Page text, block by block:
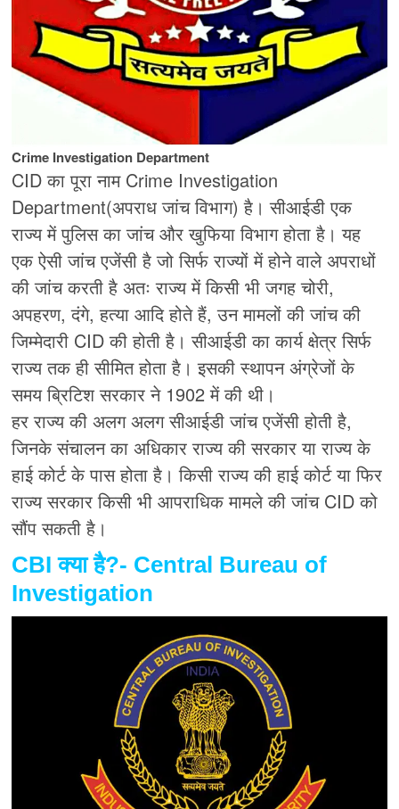
Crime Investigation Department
CID का पूरा नाम Crime Investigation
Department(अपराध जांच विभाग) है। सीआईडी एक
राज्य में पुलिस का जांच और खुफिया विभाग होता है। यह
एक ऐसी जांच एजेंसी है जो सिर्फ राज्यों में होने वाले अपराधों
की जांच करती है अतः राज्य में किसी भी जगह चोरी,
अपहरण, दंगे, हत्या आदि होते हैं, उन मामलों की जांच की
जिम्मेदारी CID की होती है। सीआईडी का कार्य क्षेत्र सिर्फ
राज्य तक ही सीमित होता है। इसकी स्थापन अंग्रेजों के
समय ब्रिटिश सरकार ने 1902 में की थी।
हर राज्य की अलग अलग सीआईडी जांच एजेंसी होती है,
जिनके संचालन का अधिकार राज्य की सरकार या राज्य के
हाई कोर्ट के पास होता है। किसी राज्य की हाई कोर्ट या फिर
राज्य सरकार किसी भी आपराधिक मामले की जांच CID को
सौंप सकती है।
CBI क्या है?- Central Bureau of
Investigation